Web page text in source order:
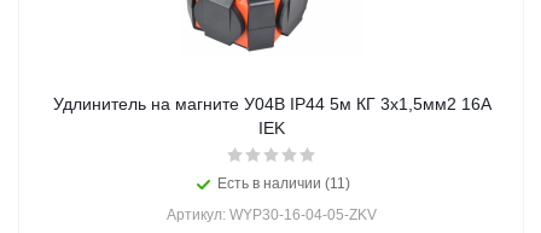
Удлинитель на магните У04В IP44 5м КГ 3х1,5мм2 16А
IEK
Есть в наличии (11)
Артикул: WYP30-16-04-05-ZKV